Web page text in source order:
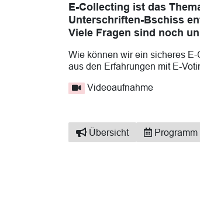
E-Collecting ist das
Unterschriften-Bschiss
Viele Fragen sind noch
Wie können wir ein sicheres
aus den Erfahrungen mit E-
Videoaufnahme
Übersicht Programm